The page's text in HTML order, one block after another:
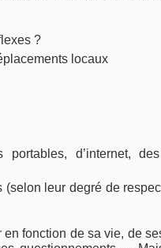
?
locaux
portables, d’internet, des
(selon leur degré de
en fonction de sa vie, de